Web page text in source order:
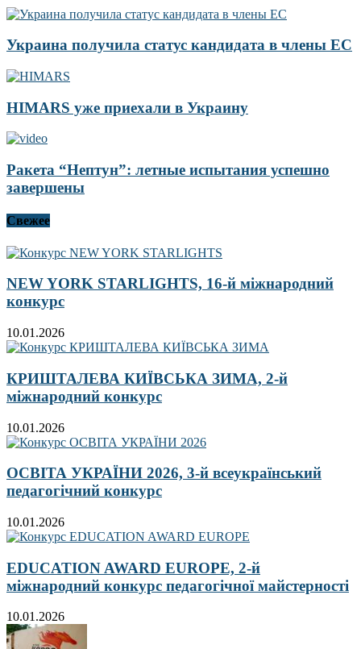
Украина получила статус кандидата в члены ЕС
HIMARS уже приехали в Украину
Ракета “Нептун”: летные испытания успешно
завершены
Свежее
NEW YORK STARLIGHTS, 16-й міжнародний
конкурс
10.01.2026
КРИШТАЛЕВА КИЇВСЬКА ЗИМА, 2-й
міжнародний конкурс
10.01.2026
ОСВІТА УКРАЇНИ 2026, 3-й всеукраїнський
педагогічний конкурс
10.01.2026
EDUCATION AWARD EUROPE, 2-й
міжнародний конкурс педагогічної майстерності
10.01.2026